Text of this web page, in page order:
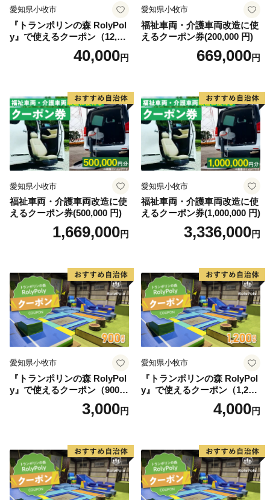
愛知県小牧市
『トランポリンの森 RolyPol
y』で使えるクーポン（12,00
40,000円
愛知県小牧市
福祉車両・介護車両改造に使
えるクーポン券(200,000 円)
669,000円
愛知県小牧市
福祉車両・介護車両改造に使
えるクーポン券(500,000 円)
1,669,000円
愛知県小牧市
福祉車両・介護車両改造に使
えるクーポン券(1,000,000 円)
3,336,000円
愛知県小牧市
『トランポリンの森 RolyPol
y』で使えるクーポン（900
3,000円
愛知県小牧市
『トランポリンの森 RolyPol
y』で使えるクーポン（1,200
4,000円